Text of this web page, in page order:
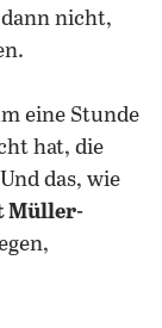
nicht,
eine Stunde
hat, die
das, wie
Müller-